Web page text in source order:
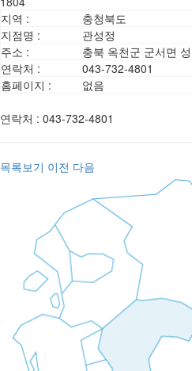
지역 :
충청북도
지점명 :
관성정
주소 :
충북 옥천군 군서면
연락처 :
043-732-4801
홈페이지 :
없음
연락처 : 043-732-4801
목록보기 이전 다음